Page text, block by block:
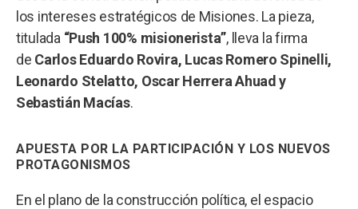
los intereses estratégicos de Misiones. La pieza,
titulada “Push 100% misionerista”, lleva la firma
de Carlos Eduardo Rovira, Lucas Romero Spinelli,
Leonardo Stelatto, Oscar Herrera Ahuad y
Sebastián Macías.
APUESTA POR LA PARTICIPACIÓN Y LOS NUEVOS
PROTAGONISMOS
En el plano de la construcción política, el espacio